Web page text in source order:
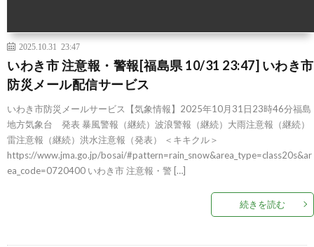
2025.10.31 23:47
いわき市 注意報・警報[福島県 10/31 23:47] いわき市
防災メール配信サービス
いわき市防災メールサービス【気象情報】2025年10月31日23時46分福島
地方気象台 発表 暴風警報（継続）波浪警報（継続）大雨注意報（継続）
雷注意報（継続）洪水注意報（発表） ＜キキクル＞
https://www.jma.go.jp/bosai/#pattern=rain_snow&area_type=class20s&ar
ea_code=0720400 いわき市 注意報・警 […]
続きを読む